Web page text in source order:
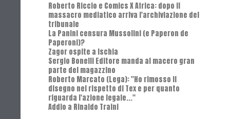
Roberto Riccio e Comics X Africa: dopo il
massacro mediatico arriva l'archiviazione del
tribunale
La Panini censura Mussolini (e Paperon de
Paperoni)?
Zagor ospite a Ischia
Sergio Bonelli Editore manda al macero gran
parte del magazzino
Roberto Marcato (Lega): "Ho rimosso il
disegno nel rispetto di Tex e per quanto
riguarda l'azione legale..."
Addio a Rinaldo Traini